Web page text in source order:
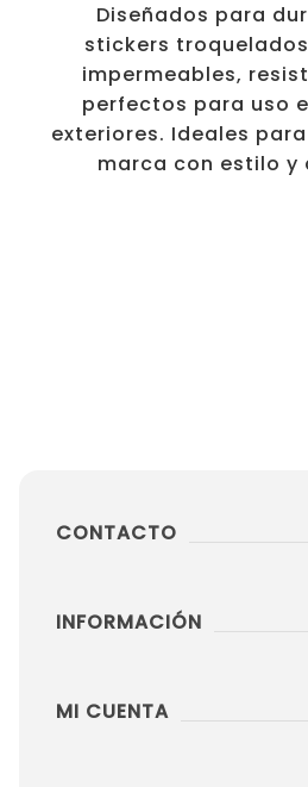
Diseñados para
stickers
impermeables,
perfectos para uso
exteriores. Ideales
marca con estilo y
CONTACTO
INFORMACIÓN
MI CUENTA